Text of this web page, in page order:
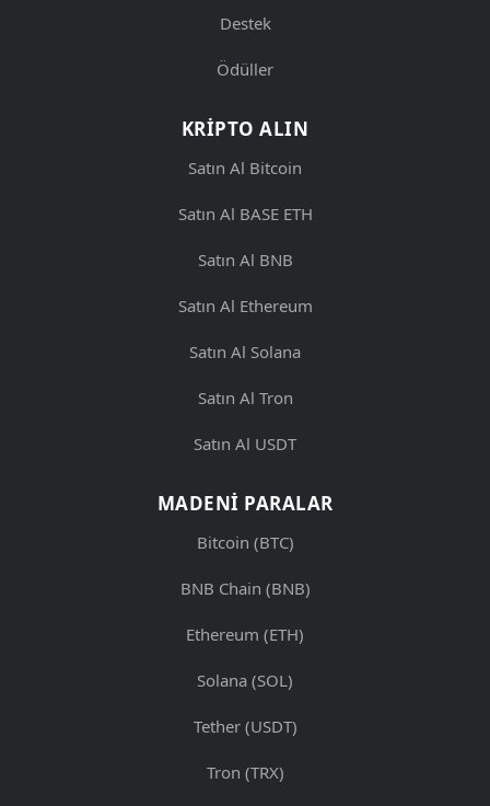
Destek
Ödüller
KRIPTO ALIN
Satın Al Bitcoin
Satın Al BASE ETH
Satın Al BNB
Satın Al Ethereum
Satın Al Solana
Satın Al Tron
Satın Al USDT
MADENI PARALAR
Bitcoin (BTC)
BNB Chain (BNB)
Ethereum (ETH)
Solana (SOL)
Tether (USDT)
Tron (TRX)